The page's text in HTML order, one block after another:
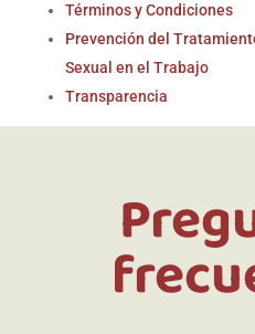
Términos y Condiciones
Prevención del
Sexual en el Trabajo
Transparencia